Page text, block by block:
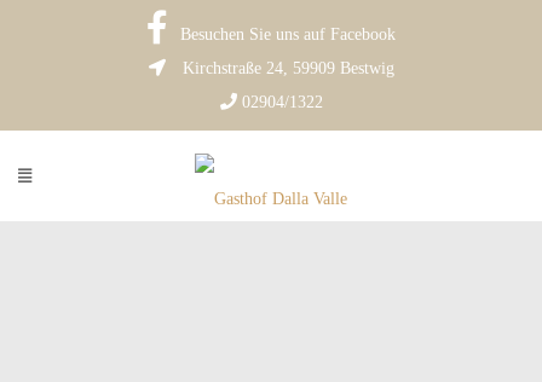
Besuchen Sie uns auf Facebook
Kirchstraße 24, 59909 Bestwig
02904/1322